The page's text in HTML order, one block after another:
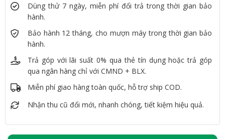
Dùng thử 7 ngày, miễn phí đổi trả trong thời gian bảo
hành.
Bảo hành 12 tháng, cho mượn máy trong thời gian bảo
hành.
Trả góp với lãi suất 0% qua thẻ tín dụng hoặc trả góp
qua ngân hàng chỉ với CMND + BLX.
Miễn phí giao hàng toàn quốc, hỗ trợ ship COD.
Nhận thu cũ đổi mới, nhanh chóng, tiết kiệm hiệu quả.